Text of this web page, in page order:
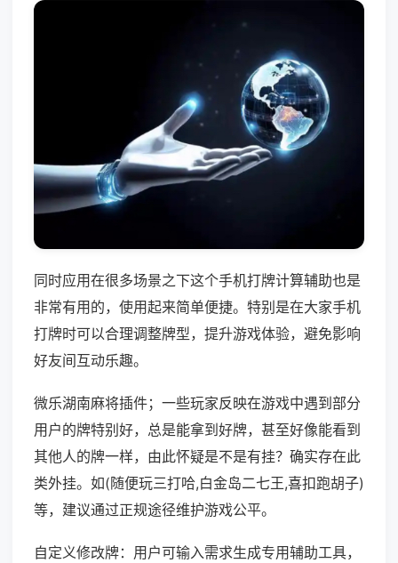
同时应用在很多场景之下这个手机打牌计算辅助也是
非常有用的，使用起来简单便捷。特别是在大家手机
打牌时可以合理调整牌型，提升游戏体验，避免影响
好友间互动乐趣。
微乐湖南麻将插件；一些玩家反映在游戏中遇到部分
用户的牌特别好，总是能拿到好牌，甚至好像能看到
其他人的牌一样，由此怀疑是不是有挂？确实存在此
类外挂。如(随便玩三打哈,白金岛二七王,喜扣跑胡子)
等，建议通过正规途径维护游戏公平。
自定义修改牌：用户可输入需求生成专用辅助工具，